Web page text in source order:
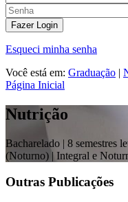
Fazer Login
Esqueci minha senha
Você está em: Graduação |
Página Inicial
Nutrição
Bacharelado | 8 semestres
(Noturno) | Integral e
Outras Publicações